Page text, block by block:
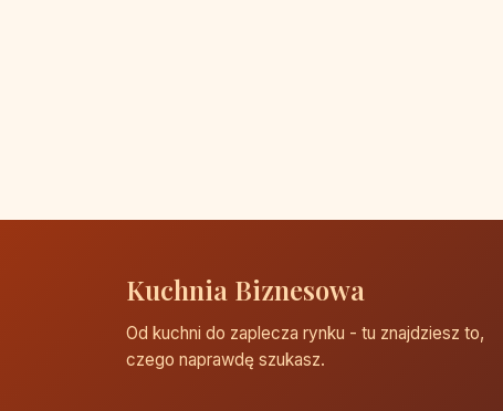
Kuchnia Biznesowa
Od kuchni do zaplecza rynku - tu znajdziesz to,
czego naprawdę szukasz.